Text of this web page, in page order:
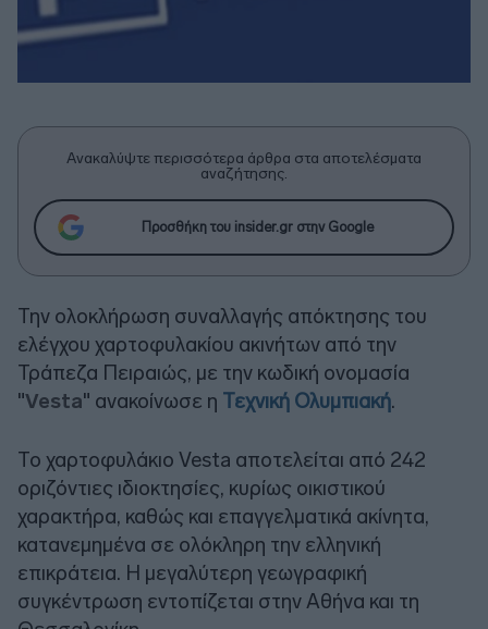
Ανακαλύψτε περισσότερα άρθρα στα αποτελέσματα
αναζήτησης.
Προσθήκη του insider.gr στην Google
Την ολοκλήρωση συναλλαγής απόκτησης του
ελέγχου χαρτοφυλακίου ακινήτων από την
Τράπεζα Πειραιώς, με την κωδική ονομασία
"Vesta" ανακοίνωσε η Τεχνική Ολυμπιακή.
Το χαρτοφυλάκιο Vesta αποτελείται από 242
οριζόντιες ιδιοκτησίες, κυρίως οικιστικού
χαρακτήρα, καθώς και επαγγελματικά ακίνητα,
κατανεμημένα σε ολόκληρη την ελληνική
επικράτεια. Η μεγαλύτερη γεωγραφική
συγκέντρωση εντοπίζεται στην Αθήνα και τη